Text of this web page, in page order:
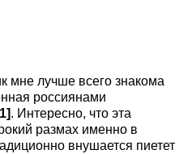
мне лучше всего знакома
россиянами
. Интересно, что эта
размах именно в
внушается пиетет